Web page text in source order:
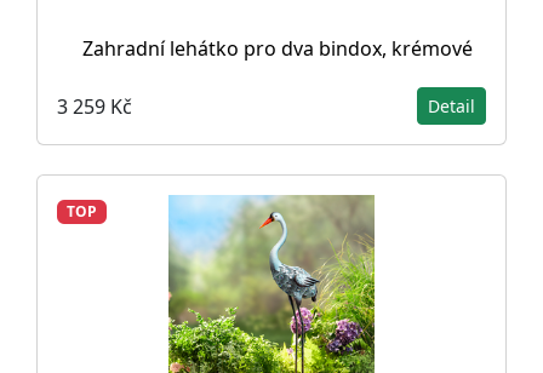
Zahradní lehátko pro dva bindox, krémové
3 259 Kč Detail
TOP